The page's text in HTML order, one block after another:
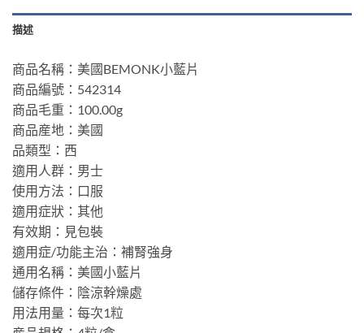
描述
商品名稱：美國BEMONK小藍片
商品編號：542314
商品毛重：100.00g
商品産地：美國
品類型：西
適用人群：男士
使用方法：口服
適用症狀：其他
有效期：見包裝
適用症/功能主治：補腎強身
通用名稱：美國小藍片
儲存條件：陰涼幹燥處
用法用量：每次1粒